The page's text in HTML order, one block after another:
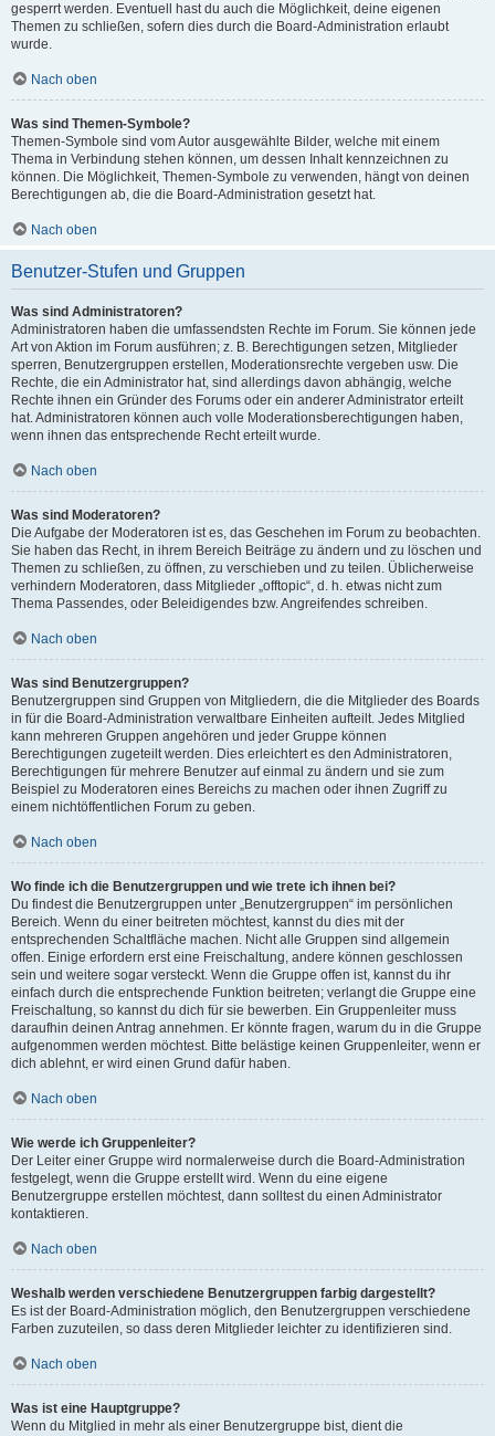
gesperrt werden. Eventuell hast du auch die Möglichkeit, deine eigenen
Themen zu schließen, sofern dies durch die Board-Administration erlaubt
wurde.
Nach oben
Was sind Themen-Symbole?
Themen-Symbole sind vom Autor ausgewählte Bilder, welche mit einem
Thema in Verbindung stehen können, um dessen Inhalt kennzeichnen zu
können. Die Möglichkeit, Themen-Symbole zu verwenden, hängt von deinen
Berechtigungen ab, die die Board-Administration gesetzt hat.
Nach oben
Benutzer-Stufen und Gruppen
Was sind Administratoren?
Administratoren haben die umfassendsten Rechte im Forum. Sie können jede
Art von Aktion im Forum ausführen; z. B. Berechtigungen setzen, Mitglieder
sperren, Benutzergruppen erstellen, Moderationsrechte vergeben usw. Die
Rechte, die ein Administrator hat, sind allerdings davon abhängig, welche
Rechte ihnen ein Gründer des Forums oder ein anderer Administrator erteilt
hat. Administratoren können auch volle Moderationsberechtigungen haben,
wenn ihnen das entsprechende Recht erteilt wurde.
Nach oben
Was sind Moderatoren?
Die Aufgabe der Moderatoren ist es, das Geschehen im Forum zu beobachten.
Sie haben das Recht, in ihrem Bereich Beiträge zu ändern und zu löschen und
Themen zu schließen, zu öffnen, zu verschieben und zu teilen. Üblicherweise
verhindern Moderatoren, dass Mitglieder „offtopic“, d. h. etwas nicht zum
Thema Passendes, oder Beleidigendes bzw. Angreifendes schreiben.
Nach oben
Was sind Benutzergruppen?
Benutzergruppen sind Gruppen von Mitgliedern, die die Mitglieder des Boards
in für die Board-Administration verwaltbare Einheiten aufteilt. Jedes Mitglied
kann mehreren Gruppen angehören und jeder Gruppe können
Berechtigungen zugeteilt werden. Dies erleichtert es den Administratoren,
Berechtigungen für mehrere Benutzer auf einmal zu ändern und sie zum
Beispiel zu Moderatoren eines Bereichs zu machen oder ihnen Zugriff zu
einem nichtöffentlichen Forum zu geben.
Nach oben
Wo finde ich die Benutzergruppen und wie trete ich ihnen bei?
Du findest die Benutzergruppen unter „Benutzergruppen“ im persönlichen
Bereich. Wenn du einer beitreten möchtest, kannst du dies mit der
entsprechenden Schaltfläche machen. Nicht alle Gruppen sind allgemein
offen. Einige erfordern erst eine Freischaltung, andere können geschlossen
sein und weitere sogar versteckt. Wenn die Gruppe offen ist, kannst du ihr
einfach durch die entsprechende Funktion beitreten; verlangt die Gruppe eine
Freischaltung, so kannst du dich für sie bewerben. Ein Gruppenleiter muss
daraufhin deinen Antrag annehmen. Er könnte fragen, warum du in die Gruppe
aufgenommen werden möchtest. Bitte belästige keinen Gruppenleiter, wenn er
dich ablehnt, er wird einen Grund dafür haben.
Nach oben
Wie werde ich Gruppenleiter?
Der Leiter einer Gruppe wird normalerweise durch die Board-Administration
festgelegt, wenn die Gruppe erstellt wird. Wenn du eine eigene
Benutzergruppe erstellen möchtest, dann solltest du einen Administrator
kontaktieren.
Nach oben
Weshalb werden verschiedene Benutzergruppen farbig dargestellt?
Es ist der Board-Administration möglich, den Benutzergruppen verschiedene
Farben zuzuteilen, so dass deren Mitglieder leichter zu identifizieren sind.
Nach oben
Was ist eine Hauptgruppe?
Wenn du Mitglied in mehr als einer Benutzergruppe bist, dient die